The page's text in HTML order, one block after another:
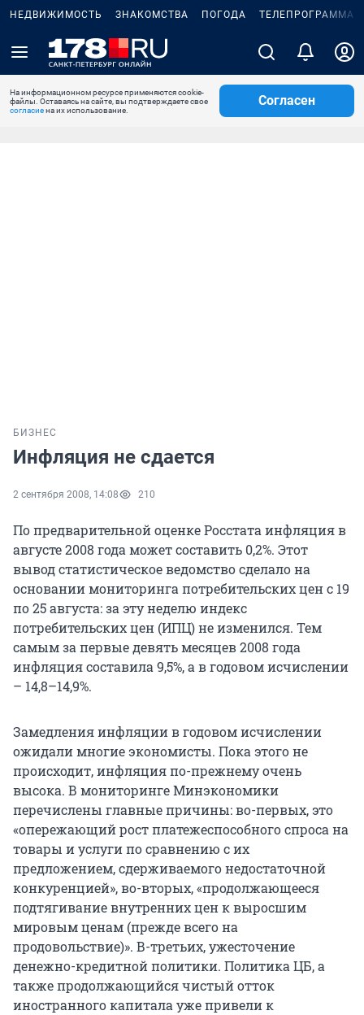
НЕДВИЖИМОСТЬ ЗНАКОМСТВА ПОГОДА ТЕЛЕПРОГРАММА
На информационном ресурсе применяются cookie-
файлы. Оставаясь на сайте, вы подтверждаете свое
согласиена их использование.
Согласен
БИЗНЕС
Инфляция не сдается
2 сентября 2008, 14:08 210
По предварительной оценке Росстата инфляция в
августе 2008 года может составить 0,2%. Этот
вывод статистическое ведомство сделало на
основании мониторинга потребительских цен с 19
по 25 августа: за эту неделю индекс
потребительских цен (ИПЦ) не изменился. Тем
самым за первые девять месяцев 2008 года
инфляция составила 9,5%, а в годовом исчислении
– 14,8–14,9%.
Замедления инфляции в годовом исчислении
ожидали многие экономисты. Пока этого не
происходит, инфляция по-прежнему очень
высока. В мониторинге Минэкономики
перечислены главные причины: во-первых, это
«опережающий рост платежеспособного спроса на
товары и услуги по сравнению с их
предложением, сдерживаемого недостаточной
конкуренцией», во-вторых, «продолжающееся
подтягивание внутренних цен к выросшим
мировым ценам (прежде всего на
продовольствие)». В-третьих, ужесточение
денежно-кредитной политики. Политика ЦБ, а
также продолжающийся чистый отток
иностранного капитала уже привели к